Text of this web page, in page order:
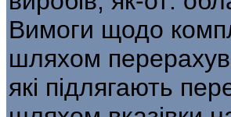
Вимоги щодо
шляхом
які підлягають